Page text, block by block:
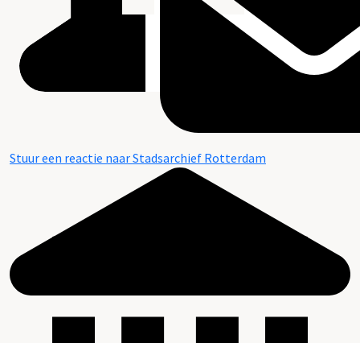
Stuur een reactie naar Stadsarchief Rotterdam